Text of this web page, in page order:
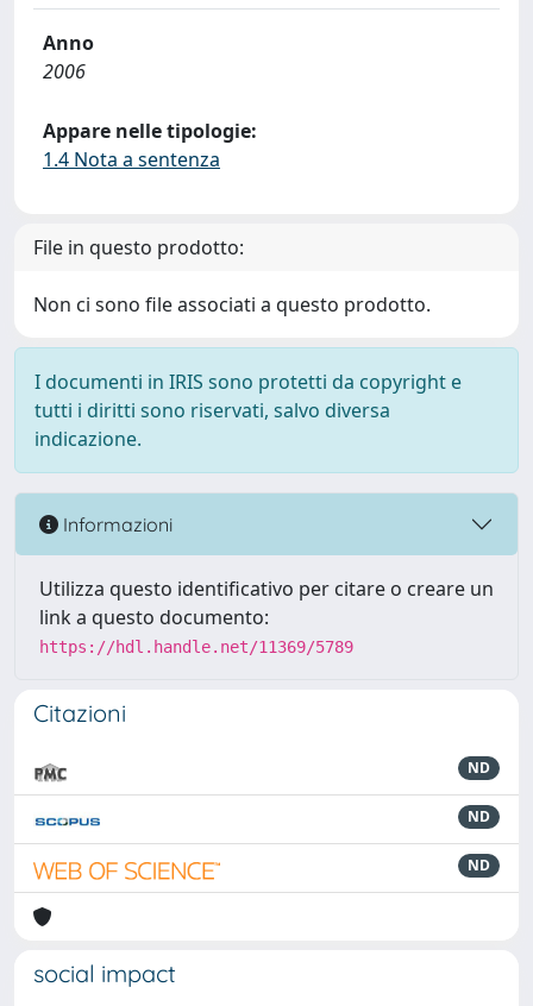
Anno
2006
Appare nelle tipologie:
1.4 Nota a sentenza
File in questo prodotto:
Non ci sono file associati a questo prodotto.
I documenti in IRIS sono protetti da copyright e
tutti i diritti sono riservati, salvo diversa
indicazione.
Informazioni
Utilizza questo identificativo per citare o creare un
link a questo documento:
https://hdl.handle.net/11369/5789
Citazioni
ND
ND
ND
social impact